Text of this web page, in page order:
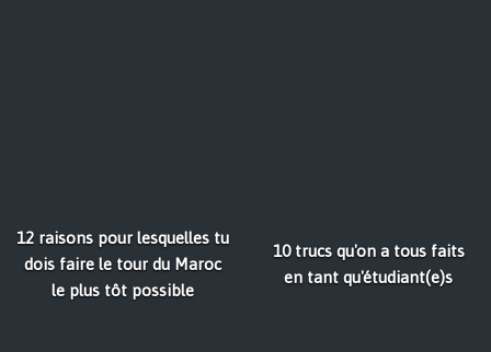
12 raisons pour lesquelles tu
dois faire le tour du Maroc
le plus tôt possible
10 trucs qu'on a tous faits
en tant qu'étudiant(e)s